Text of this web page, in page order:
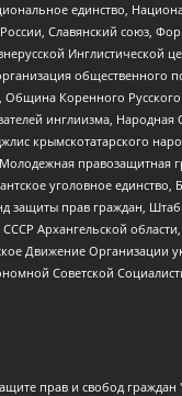
единство,
Славянский союз,
общественного
Коренного
инглиизма,
крымскотатарского
уголовное
прав граждан,
Архангельской
Движение Организации
Советской
"Альтаир 2021", Общество с ограниченной ответственностью "Вега 2021", Общество с ограниченной ответственностью "Главный редактор 2021", Общество с ограниченной ответственностью "Ромашки монолит", Важенков Артем Валерьевич, Ивановская областная общественная организация "Центр гендерных исследований", Гурман Юрий Альбертович, Медиапроект "ОВД-Инфо", Егоров Владимир Владимирович, Жилинский Владимир Александрович, Общество с ограниченной ответственностью "ЗП", Иванова София Юрьевна, Карезина Инна Павловна, Кильтау Екатерина Викторовна, Петров Алексей Викторович, Пискунов Сергей Евгеньевич, Смирнов Сергей Сергеевич, Тихонов Михаил Сергеевич, Общество с ограниченной ответственностью "ЖУРНАЛИСТ-ИНОСТРАННЫЙ АГЕНТ", Арапова Галина Юрьевна, Вольтская Татьяна Анатольевна, Американская компания "Mason G.E.S. Anonymous Foundation" (США), являющаяся владельцем интернет-издания https://mnews.world/, Компания "Stichting Bellingcat", зарегистрированная в Нидерландах (дата регистрации 11.07.2018), Захаров Андрей Вячеславович, Клепиковская Екатерина Дмитриевна,